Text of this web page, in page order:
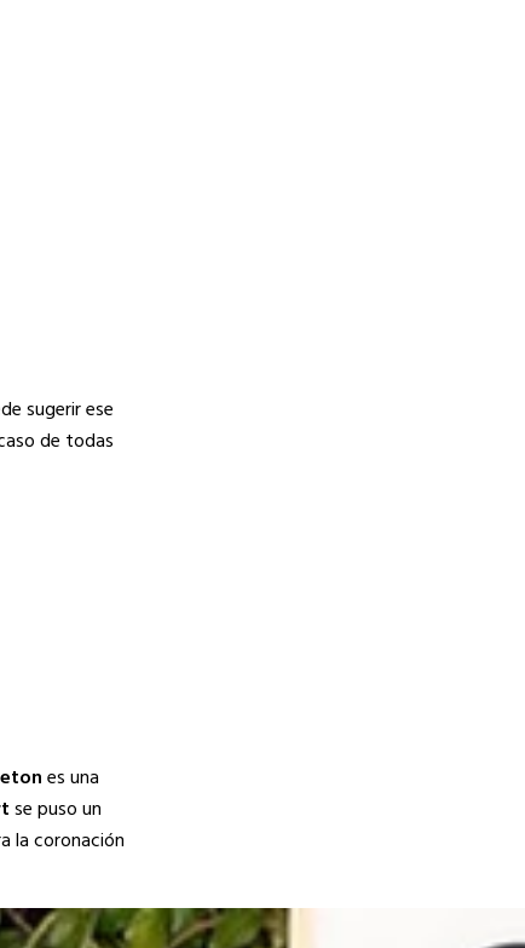
sugerir ese
de todas
es una
se puso un
la coronación